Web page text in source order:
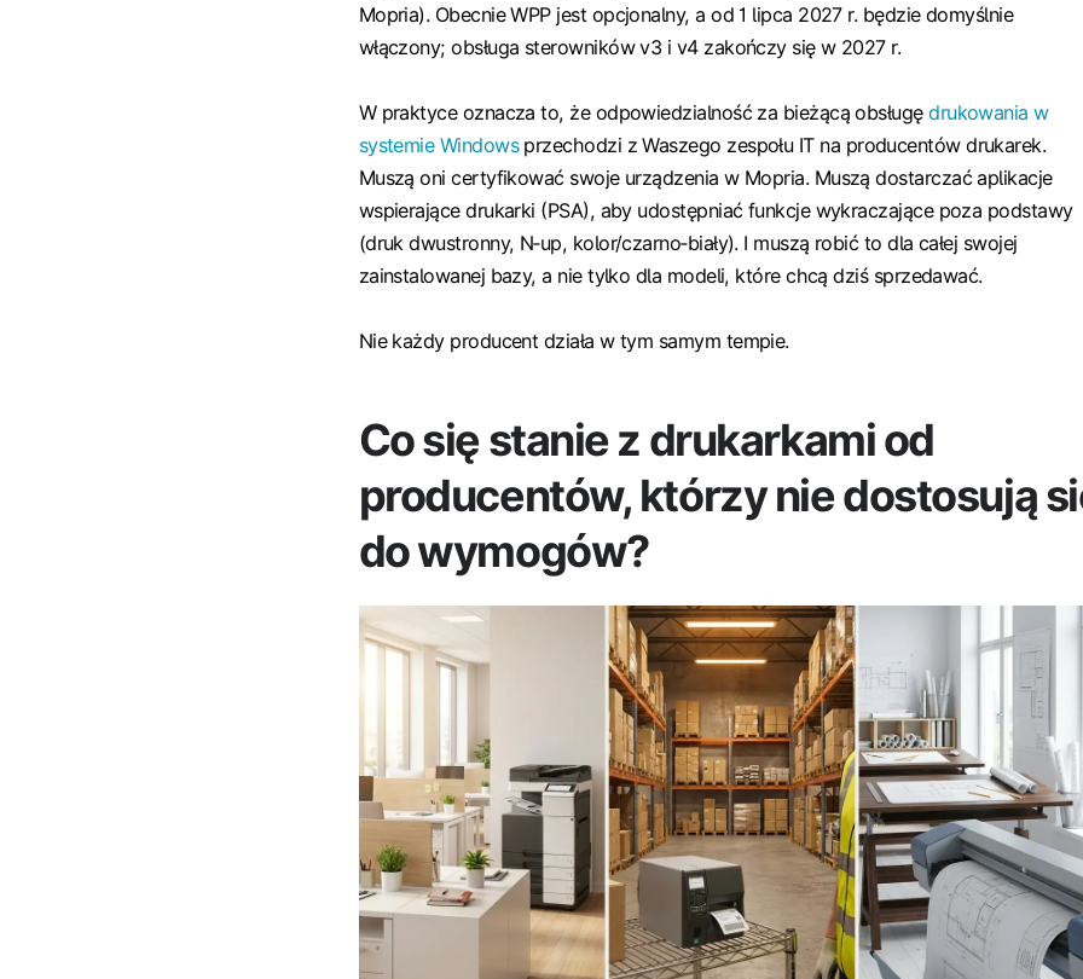
Mopria). Obecnie WPP jest opcjonalny, a od 1 lipca 2027 r. będzie domyślnie
włączony; obsługa sterowników v3 i v4 zakończy się w 2027 r.
W praktyce oznacza to, że odpowiedzialność za bieżącą obsługędrukowania w
systemie Windowsprzechodzi z Waszego zespołu IT na producentów drukarek.
Muszą oni certyfikować swoje urządzenia w Mopria. Muszą dostarczać aplikacje
wspierające drukarki (PSA), aby udostępniać funkcje wykraczające poza podstawy
(druk dwustronny, N‑up, kolor/czarno‑biały). I muszą robić to dla całej swojej
zainstalowanej bazy, a nie tylko dla modeli, które chcą dziś sprzedawać.
Nie każdy producent działa w tym samym tempie.
Co się stanie z drukarkami od
producentów, którzy nie dostosują
do wymogów?